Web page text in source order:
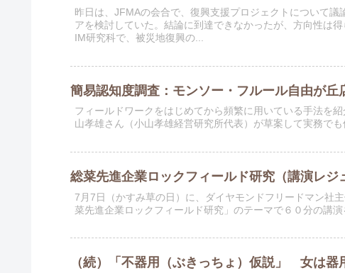
昨日は、JFMAの会合で、復興支援プロジェクトについて
アを検討していた。結論に到達できなかったが、方向性は
IM研究科で、被災地復興の...
簡易認知度調査：モンソー・フルール自由が丘
フィールドワークをはじめてから頻繁に用いている手法を
山孝雄さん（小山孝雄経営研究所代表）が草案して実務でも
総菜先進企業ロックフィールド研究（講演レジ
7月7日（かすみ草の日）に、ダイヤモンドフリードマン社
菜先進企業ロックフィールド研究」のテーマで６０分の講演
（続）「不器用（ぶきっちょ）仮説」 女は器